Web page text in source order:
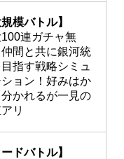
規模バトル】
連ガチャ無
間と共に銀河統
指す戦略シミュ
ション！好みはか
かれるが一見の
リ
ードバトル】